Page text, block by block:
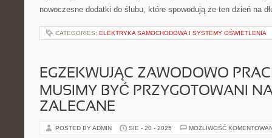
nowoczesne dodatki do ślubu, które spowodują że ten dzień na
CATEGORIES: ELEKTRYKA SAMOCHODOWA I SYSTEMY OŚWIETLENIA
EGZEKWUJĄC ZAWODOWO
MUSIMY BYĆ PRZYGOTOWANI
ZALECANE
POSTED BY ADMIN SIE - 20 - 2025 MOŻLIWOŚĆ